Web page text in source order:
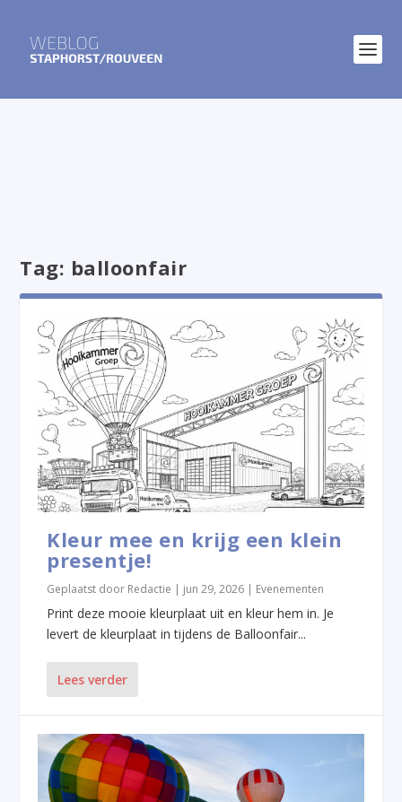
Tag: balloonfair
Kleur mee en krijg een klein
presentje!
Geplaatst door Redactie | jun 29, 2026 | Evenementen
Print deze mooie kleurplaat uit en kleur hem in. Je
levert de kleurplaat in tijdens de Balloonfair...
Lees verder